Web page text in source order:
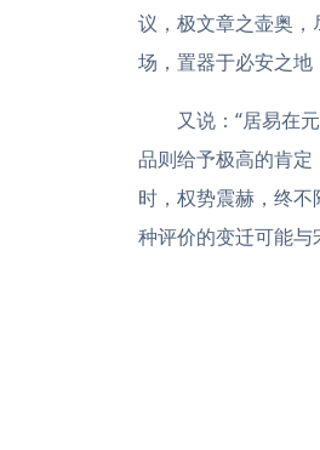
议，极文章之壶奥
场，置器于必安之地
又说：“居易在
品则给予极高的肯
时，权势震赫，终
种评价的变迁可能与